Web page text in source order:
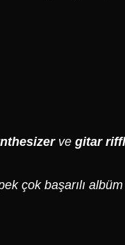
ve gitar
çok başarılı